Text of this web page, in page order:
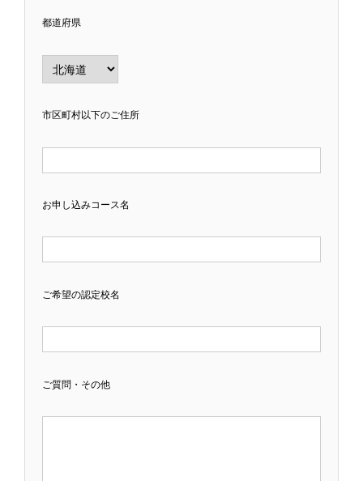
都道府県
市区町村以下のご住所
お申し込みコース名
ご希望の認定校名
ご質問・その他